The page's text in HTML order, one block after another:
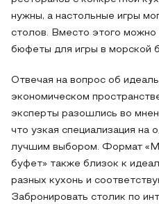
нужны, а настольные игры
столов. Вместо этого
бюфеты для игры в морской
Отвечая на вопрос об
экономическом
эксперты разошлись во
что узкая специализация на
лучшим выбором. Формат
буфет» также близок к
разных кухонь и
Забронировать столик по